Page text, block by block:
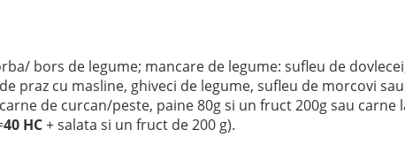
bors de legume; mancare de legume: sufleu de
praz cu masline, ghiveci de legume, sufleu de morcovi
de curcan/peste, paine 80g si un fruct 200g sau carne
40 HC+ salata si un fruct de 200 g).